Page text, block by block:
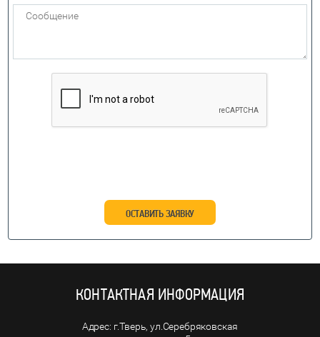
ОСТАВИТЬ ЗАЯВКУ
КОНТАКТНАЯ ИНФОРМАЦИЯ
г.Тверь, ул.Серебряковская